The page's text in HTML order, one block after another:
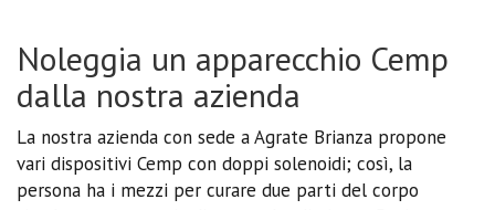
Noleggia un apparecchio Cemp
dalla nostra azienda
La nostra azienda con sede a Agrate Brianza propone
vari dispositivi Cemp con doppi solenoidi; così, la
persona ha i mezzi per curare due parti del corpo